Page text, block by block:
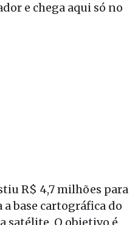
e chega aqui só no
R$ 4,7 milhões para
a base cartográfica do
satélite. O objetivo é